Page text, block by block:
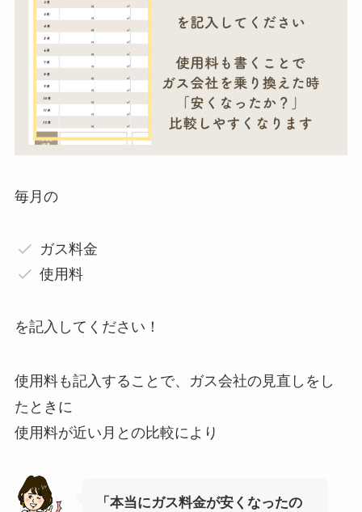
毎月の
ガス料金
使用料
を記入してください！
使用料も記入することで、ガス会社の見直しをし
たときに
使用料が近い月との比較により
「本当にガス料金が安くなったの